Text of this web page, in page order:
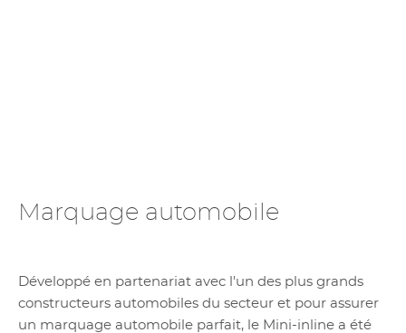
Marquage automobile
Développé en partenariat avec l'un des plus grands
constructeurs automobiles du secteur et pour assurer
un marquage automobile parfait, le Mini-inline a été